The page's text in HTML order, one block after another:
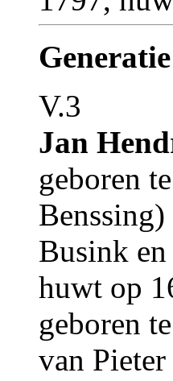
V.3
Jan
geboren
Busink
huwt op
geboren
van